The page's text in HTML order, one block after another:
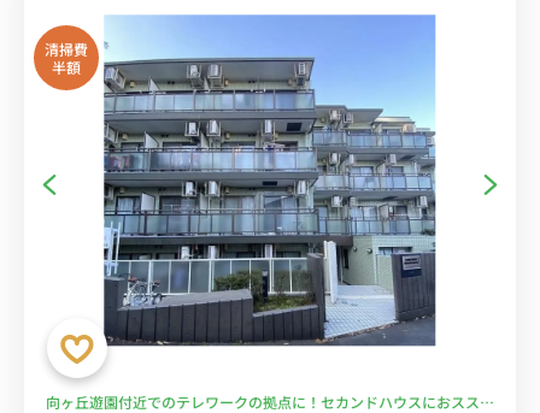
清掃費
半額
向ヶ丘遊園付近でのテレワークの拠点に！セカンドハウスにおススメ